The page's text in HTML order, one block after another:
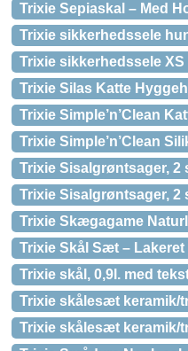
Trixie Sepiaskal – Med
Trixie sikkerhedssele
Trixie sikkerhedssele XS
Trixie Silas Katte
Trixie Simple’n’Clean
Trixie Simple’n’Clean
Trixie Sisalgrøntsager, 2
Trixie Sisalgrøntsager, 2
Trixie Skægagame
Trixie Skål Sæt –
Trixie skål, 0,9l. med
Trixie skålesæt keramik/
Trixie skålesæt keramik/